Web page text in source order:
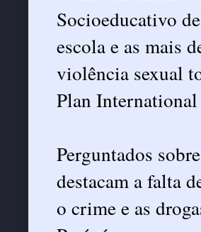
Socioeducativo
escola e as mais
violência sexual
Plan
Perguntados
destacam a falta
o crime e as